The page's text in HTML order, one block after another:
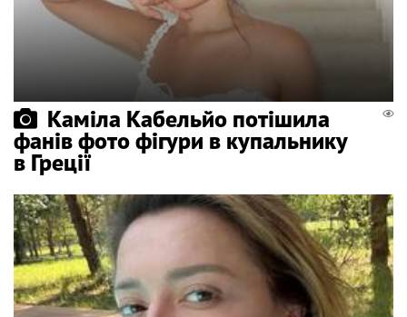
Каміла Кабельйо потішила
фанів фото фігури в купальнику
в Греції